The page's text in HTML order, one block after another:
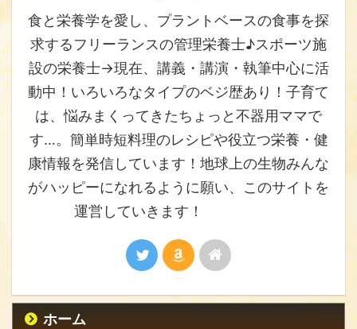
食と栄養学を愛し、プラントベースの食事を探
求するフリーランスの管理栄養士♪スポーツ施
設の栄養士→現在、講義・講演・執筆中心に活
動中！いろいろなタイプのベジ歴あり！子育て
は、悩みまくってきたちょっと不器用ママで
す…。簡単時短料理のレシピや役立つ栄養・健
康情報を発信しています！地球上の生物みんな
がハッピーになれるように願い、このサイトを
運営していきます！
ホーム